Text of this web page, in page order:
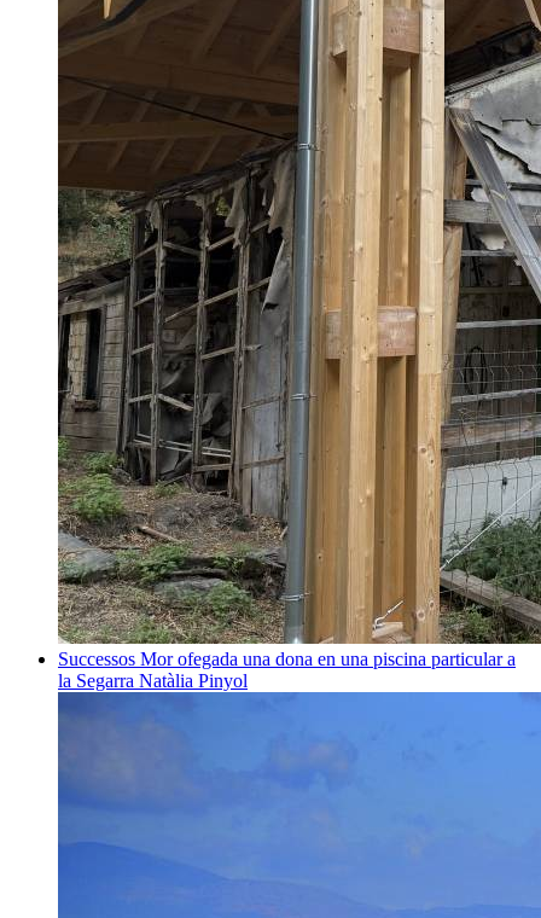
Successos Mor ofegada una dona en una piscina particular a
la Segarra Natàlia Pinyol